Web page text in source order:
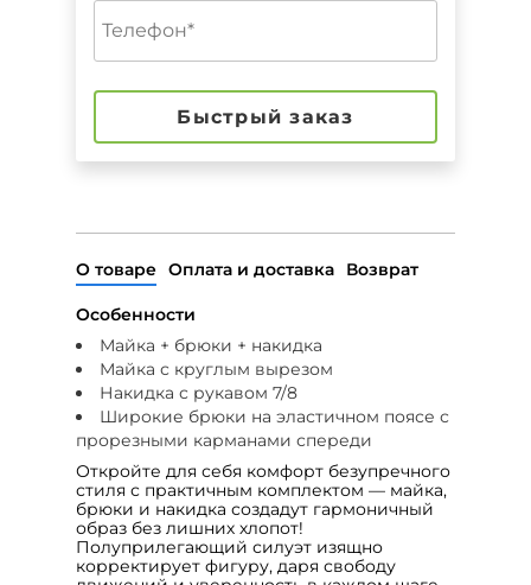
Быстрый заказ
О товаре Оплата и доставка Возврат
Особенности
Майка + брюки + накидка
Майка с круглым вырезом
Накидка с рукавом 7/8
Широкие брюки на эластичном поясе с
прорезными карманами спереди
Откройте для себя комфорт безупречного
стиля с практичным комплектом — майка,
брюки и накидка создадут гармоничный
образ без лишних хлопот!
Полуприлегающий силуэт изящно
корректирует фигуру, даря свободу